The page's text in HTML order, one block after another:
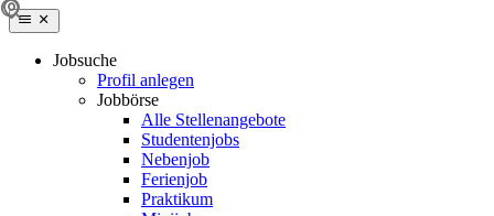
Jobsuche
Profil anlegen
Jobbörse
Alle Stellenangebote
Studentenjobs
Nebenjob
Ferienjob
Praktikum